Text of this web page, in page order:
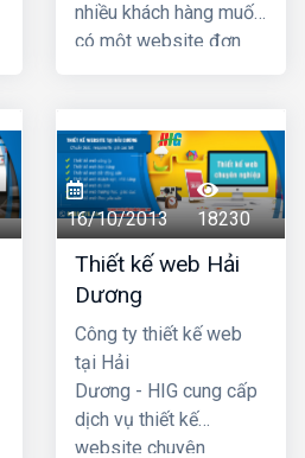
nhiều khách hàng muốn
có một website đơn
đưa ra chương trình
thiết kế website giá rẻ
tại hải phòng chỉ với
4 triệu -> 5 triệu đồng
(trọn gói đã bao gồm
tên miền .com +
hosting + chứng thực
tên miền SSL) là quý
khách đã có một
website hoàn chỉnh
đưa vào hoạt động
ngay được.
16/10/2013 18230
Thiết kế web Hải
Dương
Công ty thiết kế web
tại Hải
Dương - HIG cung cấp
dịch vụ thiết kế
website chuyên